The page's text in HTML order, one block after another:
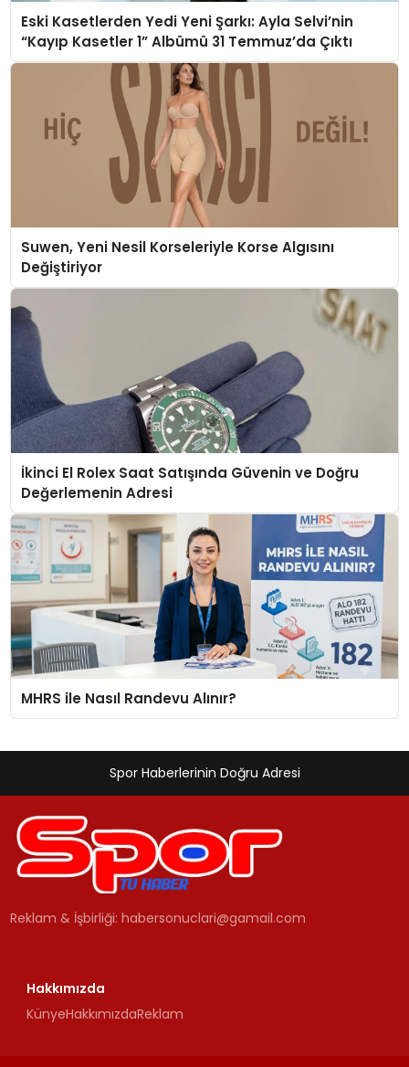
Eski Kasetlerden Yedi Yeni Şarkı: Ayla Selvi’nin
“Kayıp Kasetler 1” Albümü 31 Temmuz’da Çıktı
Suwen, Yeni Nesil Korseleriyle Korse Algısını
Değiştiriyor
İkinci El Rolex Saat Satışında Güvenin ve Doğru
Değerlemenin Adresi
MHRS ile Nasıl Randevu Alınır?
Spor Haberlerinin Doğru Adresi
Reklam & İşbirliği:habersonuclari@gamail.com
Hakkımızda
KünyeHakkımızdaReklam